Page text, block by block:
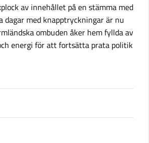
av innehållet på en stämma med
dagar med knapptryckningar är nu
ombuden åker hem fyllda av
energi för att fortsätta prata politik